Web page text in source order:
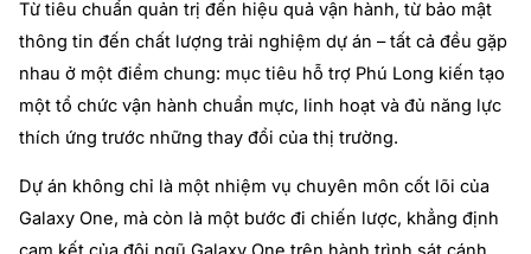
Từ tiêu chuẩn quản trị đến hiệu quả vận hành, từ bảo mật
thông tin đến chất lượng trải nghiệm dự án – tất cả đều gặp
nhau ở một điểm chung: mục tiêu hỗ trợ Phú Long kiến tạo
một tổ chức vận hành chuẩn mực, linh hoạt và đủ năng lực
thích ứng trước những thay đổi của thị trường.
Dự án không chỉ là một nhiệm vụ chuyên môn cốt lõi của
Galaxy One, mà còn là một bước đi chiến lược, khẳng định